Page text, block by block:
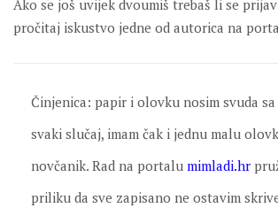
Ako se još uvijek dvoumiš trebaš li se
pročitaj iskustvo jedne od autorica na
Činjenica: papir i olovku nosim svuda sa
svaki slučaj, imam čak i jednu malu
novčanik. Rad na portalu mimladi.hr
priliku da sve zapisano ne ostavim